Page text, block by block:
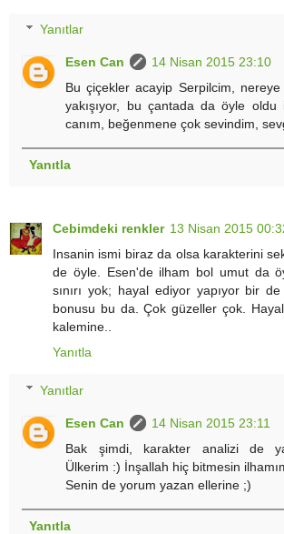
Yanıtlar
Esen Can
14 Nisan 2015 23:10
Bu çiçekler acayip Serpilcim,
yakışıyor, bu çantada da öyle
canım, beğenmene çok sevindim,
Yanıtla
Cebimdeki renkler 13 Nisan 2015
Insanin ismi biraz da olsa karakterini
de öyle. Esen'de ilham bol umut da
sınırı yok; hayal ediyor yapıyor bir
bonusu bu da. Çok güzeller çok.
kalemine..
Yanıtla
Yanıtlar
Esen Can
14 Nisan 2015 23:11
Bak şimdi, karakter analizi de
Ülkerim :) İnşallah hiç bitmesin
Senin de yorum yazan ellerine ;)
Yanıtla